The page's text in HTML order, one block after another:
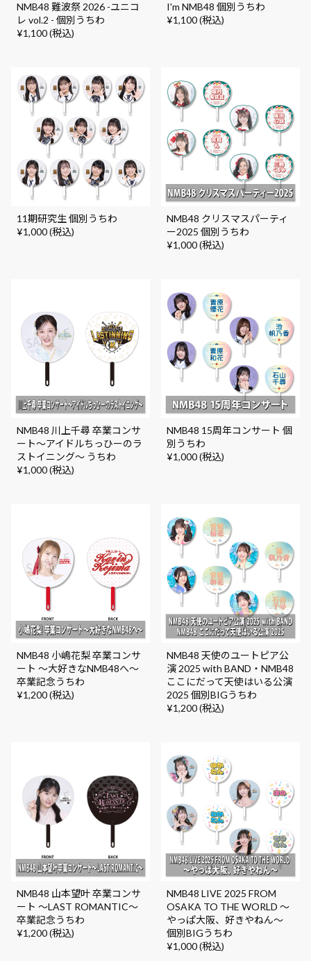
NMB48 難波祭 2026 -ユニコ
レ vol.2 - 個別うちわ
¥1,100 (税込)
I'm NMB48 個別うちわ
¥1,100 (税込)
11期研究生 個別うちわ
¥1,000 (税込)
NMB48 クリスマスパーティ
ー2025 個別うちわ
¥1,000 (税込)
NMB48 川上千尋 卒業コンサ
ート～アイドルちっひーのラ
ストイニング～ うちわ
¥1,000 (税込)
NMB48 15周年コンサート 個
別うちわ
¥1,000 (税込)
NMB48 小嶋花梨 卒業コンサ
ート ～大好きなNMB48へ～
卒業記念うちわ
¥1,200 (税込)
NMB48 天使のユートピア公
演 2025 with BAND・NMB48
ここにだって天使はいる公演
2025 個別BIGうちわ
¥1,200 (税込)
NMB48 山本望叶 卒業コンサ
ート ～LAST ROMANTIC～
卒業記念うちわ
¥1,200 (税込)
NMB48 LIVE 2025 FROM
OSAKA TO THE WORLD ～
やっぱ大阪、好きやねん～
個別BIGうちわ
¥1,000 (税込)